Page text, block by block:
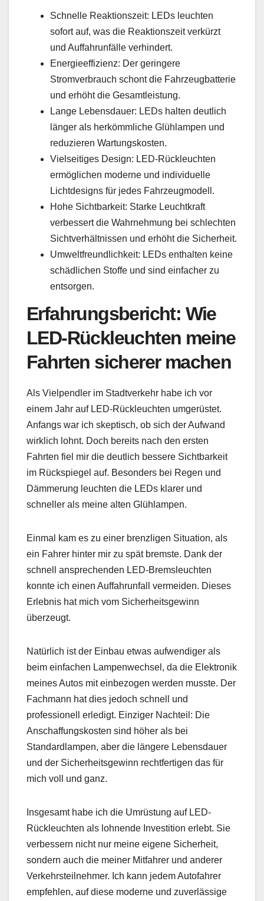
Schnelle Reaktionszeit: LEDs leuchten
sofort auf, was die Reaktionszeit verkürzt
und Auffahrunfälle verhindert.
Energieeffizienz: Der geringere
Stromverbrauch schont die Fahrzeugbatterie
und erhöht die Gesamtleistung.
Lange Lebensdauer: LEDs halten deutlich
länger als herkömmliche Glühlampen und
reduzieren Wartungskosten.
Vielseitiges Design: LED-Rückleuchten
ermöglichen moderne und individuelle
Lichtdesigns für jedes Fahrzeugmodell.
Hohe Sichtbarkeit: Starke Leuchtkraft
verbessert die Wahrnehmung bei schlechten
Sichtverhältnissen und erhöht die Sicherheit.
Umweltfreundlichkeit: LEDs enthalten keine
schädlichen Stoffe und sind einfacher zu
entsorgen.
Erfahrungsbericht: Wie
LED-Rückleuchten meine
Fahrten sicherer machen
Als Vielpendler im Stadtverkehr habe ich vor
einem Jahr auf LED-Rückleuchten umgerüstet.
Anfangs war ich skeptisch, ob sich der Aufwand
wirklich lohnt. Doch bereits nach den ersten
Fahrten fiel mir die deutlich bessere Sichtbarkeit
im Rückspiegel auf. Besonders bei Regen und
Dämmerung leuchten die LEDs klarer und
schneller als meine alten Glühlampen.
Einmal kam es zu einer brenzligen Situation, als
ein Fahrer hinter mir zu spät bremste. Dank der
schnell ansprechenden LED-Bremsleuchten
konnte ich einen Auffahrunfall vermeiden. Dieses
Erlebnis hat mich vom Sicherheitsgewinn
überzeugt.
Natürlich ist der Einbau etwas aufwendiger als
beim einfachen Lampenwechsel, da die Elektronik
meines Autos mit einbezogen werden musste. Der
Fachmann hat dies jedoch schnell und
professionell erledigt. Einziger Nachteil: Die
Anschaffungskosten sind höher als bei
Standardlampen, aber die längere Lebensdauer
und der Sicherheitsgewinn rechtfertigen das für
mich voll und ganz.
Insgesamt habe ich die Umrüstung auf LED-
Rückleuchten als lohnende Investition erlebt. Sie
verbessern nicht nur meine eigene Sicherheit,
sondern auch die meiner Mitfahrer und anderer
Verkehrsteilnehmer. Ich kann jedem Autofahrer
empfehlen, auf diese moderne und zuverlässige